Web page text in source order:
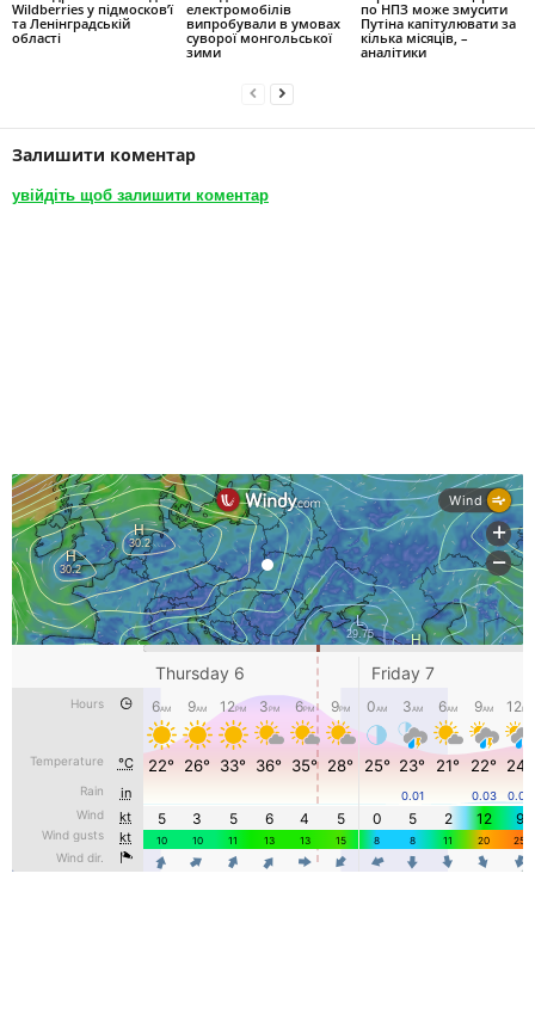
Wildberries у підмосков’ї
та Ленінградській
області
електромобілів
випробували в умовах
суворої монгольської
зими
по НПЗ може змусити
Путіна капітулювати за
кілька місяців, –
аналітики
Залишити коментар
увійдіть щоб залишити коментар